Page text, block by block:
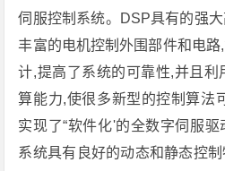
伺服控制系统。DSP具有的强
丰富的电机控制外围部件和电
计,提高了系统的可靠性,并且
算能力,使很多新型的控制算法
实现了“软件化'的全数字伺服
系统具有良好的动态和静态控